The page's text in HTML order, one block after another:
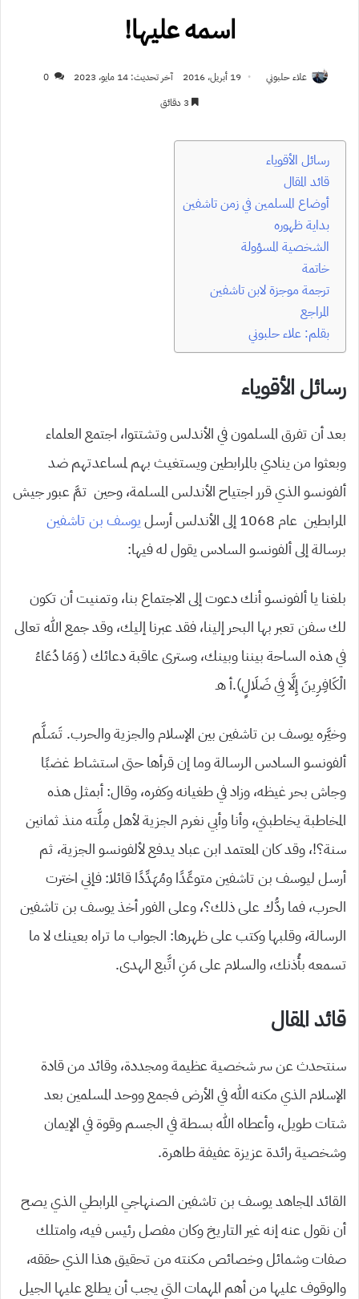
اسمه عليها!
علاء حلبوني 19 أبريل، 2016 آخر تحديث: 14 مايو، 2023
0
رسائل الأقوياء
قائد المقال
أوضاع المسلمين في زمن تاشفين
بداية ظهوره
الشخصية المسؤولة
خاتمة
ترجمة موجزة لابن تاشفين
المراجع
بقلم: علاء حلبوني
رسائل الأقوياء
بعد أن تفرق المسلمون في الأندلس وتشتتوا، اجتمع العلماء
وبعثوا من ينادي بالمرابطين ويستغيث بهم لمساعدتهم ضد
ألفونسو الذي قرر اجتياح الأندلس المسلمة، وحين تمَّ عبور جيش
المرابطين عام 1068 إلى الأندلس أرسل
يوسف بن تاشفين
برسالة إلى ألفونسو السادس يقول له فيها:
بلغنا يا ألفونسو أنك دعوت إلى الاجتماع بنا، وتمنيت أن تكون
لك سفن تعبر بها البحر إلينا، فقد عبرنا إليك، وقد جمع الله تعالى
في هذه الساحة بيننا وبينك، وسترى عاقبة دعائك ( وَمَا دُعَاءُ
الْكَافِرِينَ إِلَّا فِي ضَلَالٍ).أ هـ
وخيَّره يوسف بن تاشفين بين الإسلام والجزية والحرب. تَسَلَّم
ألفونسو السادس الرسالة وما إن قرأها حتى استشاط غضبًا
وجاش بحر غيظه، وزاد في طغيانه وكفره، وقال: أبمثل هذه
المخاطبة يخاطبني، وأنا وأبي نغرم الجزية لأهل مِلَّته منذ ثمانين
سنة؟!، وقد كان المعتمد ابن عباد يدفع لألفونسو الجزية، ثم
أرسل ليوسف بن تاشفين متوعِّدًا ومُهَدِّدًا قائلا: فإني اخترت
الحرب، فما ردُّك على ذلك؟، وعلى الفور أخذ يوسف بن تاشفين
الرسالة، وقلبها وكتب على ظهرها: الجواب ما تراه بعينك لا ما
تسمعه بأُذنك، والسلام على مَنِ اتَّبع الهدى.
قائد المقال
سنتحدث عن سر شخصية عظيمة ومجددة، وقائد من قادة
الإسلام الذي مكنه الله في الأرض فجمع ووحد المسلمين بعد
شتات طويل، وأعطاه الله بسطة في الجسم وقوة في الإيمان
وشخصية رائدة عزيزة عفيفة طاهرة.
القائد المجاهد يوسف بن تاشفين الصنهاجي المرابطي الذي يصح
أن نقول عنه إنه غير التاريخ وكان مفصل رئيس فيه، وامتلك
صفات وشمائل وخصائص مكنته من تحقيق هذا الذي حققه،
والوقوف عليها من أهم المهمات التي يجب أن يطلع عليها الجيل